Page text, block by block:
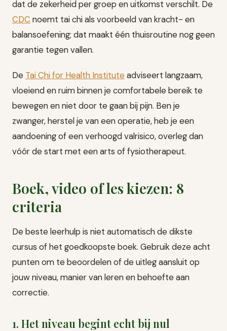
dat de zekerheid per groep en uitkomst verschilt. De
CDC noemt tai chi als voorbeeld van kracht- en
balansoefening; dat maakt één thuisroutine nog geen
garantie tegen vallen.
De Tai Chi for Health Institute adviseert langzaam,
vloeiend en ruim binnen je comfortabele bereik te
bewegen en niet door te gaan bij pijn. Ben je
zwanger, herstel je van een operatie, heb je een
aandoening of een verhoogd valrisico, overleg dan
vóór de start met een arts of fysiotherapeut.
Boek, video of les kiezen: 8
criteria
De beste leerhulp is niet automatisch de dikste
cursus of het goedkoopste boek. Gebruik deze acht
punten om te beoordelen of de uitleg aansluit op
jouw niveau, manier van leren en behoefte aan
correctie.
1. Het niveau begint echt bij nul